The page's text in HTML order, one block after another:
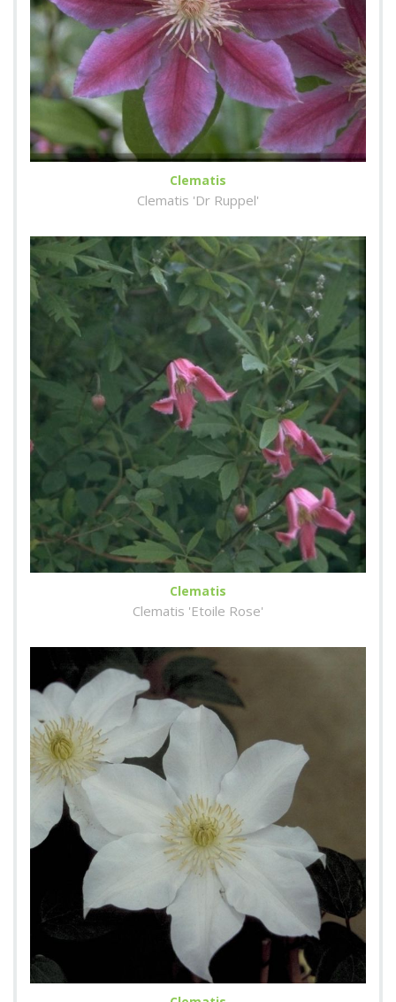
Clematis
Clematis 'Dr Ruppel'
Clematis
Clematis 'Etoile Rose'